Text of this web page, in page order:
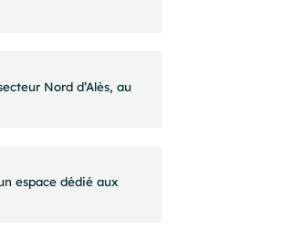
Nord d’Alès, au
espace dédié aux